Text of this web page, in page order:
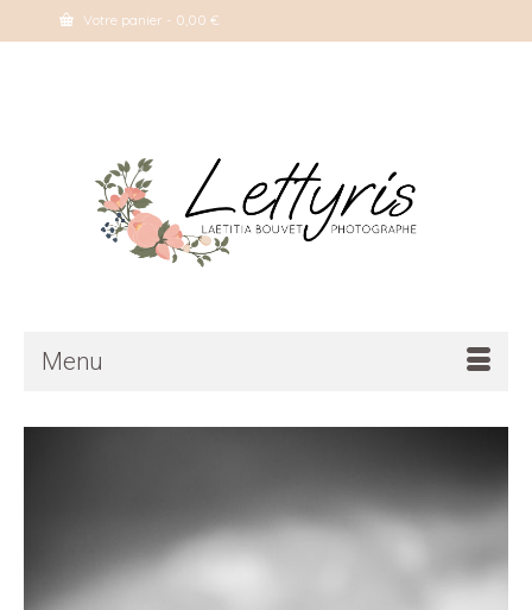
Votre panier - 0,00 €
Menu